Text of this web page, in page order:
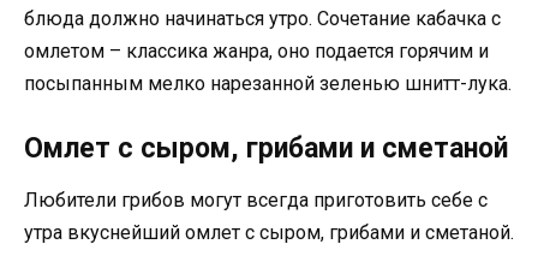
блюда должно начинаться утро. Сочетание кабачка с
омлетом – классика жанра, оно подается горячим и
посыпанным мелко нарезанной зеленью шнитт-лука.
Омлет с сыром, грибами и сметаной
Любители грибов могут всегда приготовить себе с
утра вкуснейший омлет с сыром, грибами и сметаной.